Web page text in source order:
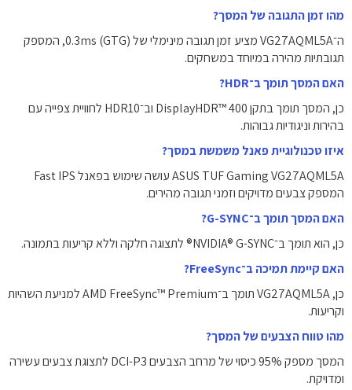
מהו זמן התגובה של המסך?
ה־VG27AQML5A מציע זמן תגובה מינימלי של ‎0.3ms‎ (GTG), המספק
תגובתיות מהירה במיוחד במשחקים.
האם המסך תומך ב־HDR?
כן, המסך תומך בתקן ‎DisplayHDR™ 400‎ וב־HDR10 לחוויית צפייה עם
בהירות וניגודיות גבוהות.
איזו טכנולוגיית פאנל משמשת במסך?
ASUS TUF Gaming VG27AQML5A עושה שימוש בפאנל ‎Fast IPS‎
המספק צבעים מדויקים וזמני תגובה מהירים.
האם המסך תומך ב־G-SYNC?
כן, הוא תומך ב־NVIDIA® G-SYNC® לתצוגה חלקה וללא קריעות בתמונה.
האם קיימת תמיכה ב־FreeSync?
כן, VG27AQML5A תומך ב־AMD FreeSync™ Premium למניעת השהיות
וקריעות.
מהו טווח הצבעים של המסך?
המסך מספק ‎95%‎ כיסוי של מרחב הצבעים DCI-P3 לתצוגת צבעים עשירה
ומדויקת.